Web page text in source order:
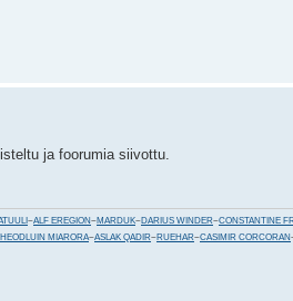
ja foorumia siivottu.
~ALF EREGION ~MARDUK~DARIUS WINDER~CONSTANTINE
MIARORA~ASLAK QADIR~RUEHAR~CASIMIR CORCORAN